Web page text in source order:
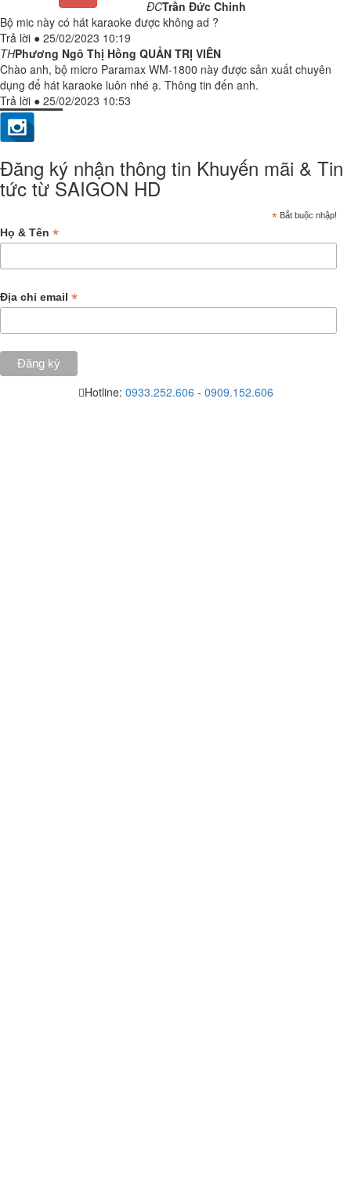
ĐCTrần Đức Chinh
Bộ mic này có hát karaoke được không ad ?
Trả lời ● 25/02/2023 10:19
THPhương Ngô Thị Hồng QUẢN TRỊ VIÊN
Chào anh, bộ micro Paramax WM-1800 này được sản xuất chuyên
dụng để hát karaoke luôn nhé ạ. Thông tin đến anh.
Trả lời ● 25/02/2023 10:53
Đăng ký nhận thông tin Khuyến mãi & Tin
tức từ SAIGON HD
* Bắt buộc nhập!
Họ & Tên *
Địa chỉ email *
Hotline: 0933.252.606 - 0909.152.606